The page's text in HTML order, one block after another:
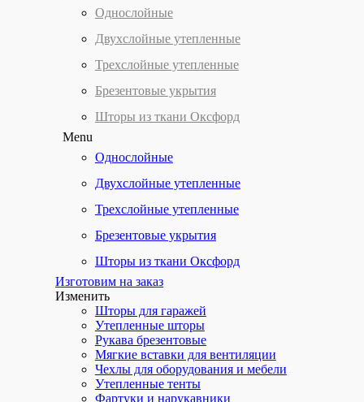
Однослойные
Двухслойные утепленные
Трехслойные утепленные
Брезентовые укрытия
Шторы из ткани Оксфорд
Menu
Однослойные
Двухслойные утепленные
Трехслойные утепленные
Брезентовые укрытия
Шторы из ткани Оксфорд
Изготовим на заказ
Изменить
Шторы для гаражей
Утепленные шторы
Рукава брезентовые
Мягкие вставки для вентиляции
Чехлы для оборудования и мебели
Утепленные тенты
Фартуки и нарукавники